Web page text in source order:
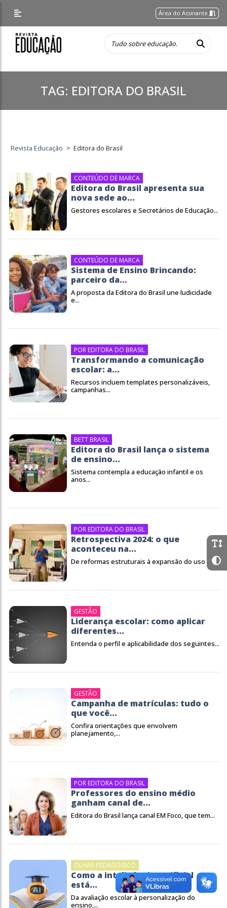
Área do Assinante
TAG: EDITORA DO BRASIL
Revista Educação > Editora do Brasil
CONTEÚDO DE MARCA
Editora do Brasil apresenta sua
nova sede ao...
Gestores escolares e Secretários de Educação...
CONTEÚDO DE MARCA
Sistema de Ensino Brincando:
parceiro da...
A proposta da Editora do Brasil une ludicidade
e...
POR EDITORA DO BRASIL
Transformando a comunicação
escolar: a...
Recursos incluem templates personalizáveis,
campanhas...
BETT BRASIL
Editora do Brasil lança o sistema
de ensino...
Sistema contempla a educação infantil e os
anos...
POR EDITORA DO BRASIL
Retrospectiva 2024: o que
aconteceu na...
De reformas estruturais à expansão do uso de...
GESTÃO
Liderança escolar: como aplicar
diferentes...
Entenda o perfil e aplicabilidade dos seguintes...
GESTÃO
Campanha de matrículas: tudo o
que você...
Confira orientações que envolvem
planejamento,...
POR EDITORA DO BRASIL
Professores do ensino médio
ganham canal de...
Editora do Brasil lança canal EM Foco, que tem...
OLHAR PEDAGÓGICO
Como a inteligência artificial
está...
Da avaliação escolar à personalização do
ensino,...